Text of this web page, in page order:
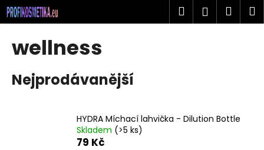
Přejít
na
obsah
Hledat
wellness
Nejprodávanější
HYDRA Míchací lahvička - Dilution Bottle
Skladem (>5 ks)
79 Kč
K
o
o